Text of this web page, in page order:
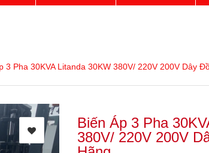
3 Pha 30KVA Litanda 30KW 380V/ 220V 200V Dây
Biến Áp 3 Pha
380V/ 220V 200V